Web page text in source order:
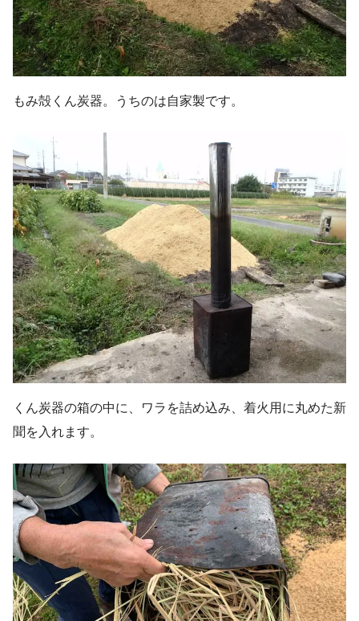
もみ殻くん炭器。うちのは自家製です。
くん炭器の箱の中に、ワラを詰め込み、着火用に丸めた新
聞を入れます。